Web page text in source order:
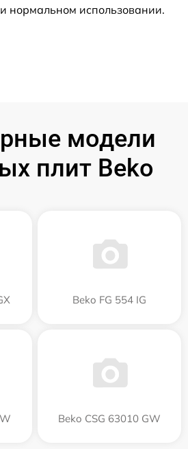
нормальном использовании.
модели
плит Beko
Beko FG 554 IG
Beko CSG 63010 GW